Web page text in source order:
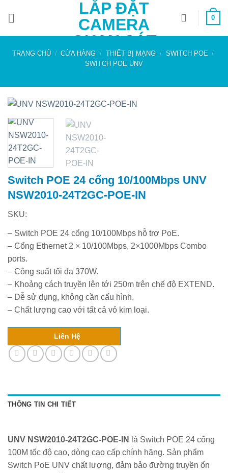
LẮP ĐẶT
CAMERA
QUAN SÁT
0
TRANG CHỦ / CỬA HÀNG / THIẾT BỊ MẠNG / SWITCH POE /
SWITCH POE UNV
Switch POE 24 cổng 10/100Mbps UNV
NSW2010-24T2GC-POE-IN
SKU:
– Switch POE 24 cổng 10/100Mbps hỗ trợ PoE.
– Cổng Ethernet 2 × 10/100Mbps, 2×1000Mbps Combo
ports.
– Công suất tối đa 370W.
– Khoảng cách truyền lên tới 250m trên chế độ EXTEND.
– Dễ sử dụng, không cần cấu hình.
– Chất lượng cao với tất cả vỏ kim loại.
Liên Hệ
THÔNG TIN CHI TIẾT
UNV NSW2010-24T2GC-POE-IN
là Switch POE 24 cổng
100M tốc độ cao, dòng cao cấp chính hãng. Sản phẩm
Switch PoE UNV chất lượng, đảm bảo đường truyền ổn